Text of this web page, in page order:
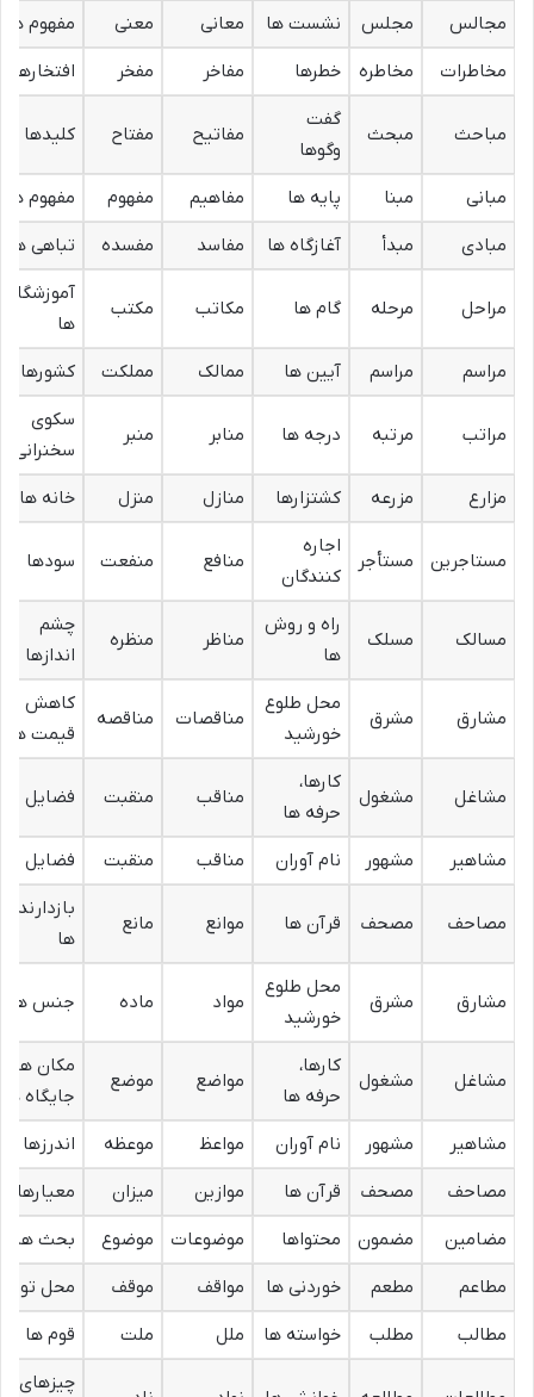
مجالس
مجلس نشست ها معانی معنی
مفهوم ها
مخاطرات
مخاطره خطرها مفاخر مفخر افتخارها
مباحث مبحث
گفت
وگوها
مفاتیح مفتاح کلیدها
مبانی مبنا پایه ها مفاهیم مفهوم
مفهوم ها
مبادی
مبدأ آغازگاه ها مفاسد مفسده تباهی ها
مراحل مرحله گام ها مکاتب مکتب
آموزشگاه
ها
مراسم
مراسم آیین ها ممالک مملکت کشورها
مراتب مرتبه درجه ها منابر منبر
سکوی
سخنرانی
مزارع
مزرعه کشتزارها منازل منزل خانه ها
مستاجرین مستأجر
اجاره
کنندگان
منافع منفعت سودها
مسالک مسلک
راه و روش
ها
مناظر منظره
چشم
اندازها
مشارق مشرق
محل طلوع
خورشید
مناقصات مناقصه
کاهش
قیمت ها
مشاغل مشغول
کارها،
حرفه ها
مناقب منقبت فضایل
مشاهیر مشهور نام آوران مناقب منقبت فضایل
مصاحف مصحف قرآن ها موانع مانع
بازدارنده
ها
مشارق مشرق
محل طلوع
خورشید
مواد ماده جنس ها
مشاغل مشغول
کارها،
حرفه ها
مواضع موضع
مکان ها،
جایگاه ها
مشاهیر
مشهور نام آوران مواعظ موعظه
اندرزها
مصاحف
مصحف قرآن ها موازین میزان
معیارها
مضامین
مضمون محتواها موضوعات موضوع
بحث ها
مطاعم
مطعم خوردنی ها مواقف موقف
محل
مطالب
مطلب خواسته ها ملل ملت قوم ها
چیزهای